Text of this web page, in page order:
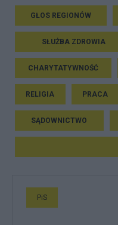
GŁOS REGIONÓW
SŁUŻBA ZDROWIA
CHARYTATYWNOŚĆ
RELIGIA PRACA
SĄDOWNICTWO
PiS